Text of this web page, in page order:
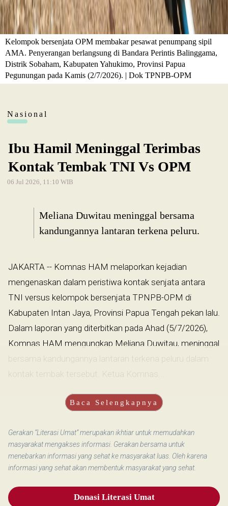
Kelompok bersenjata OPM membakar pesawat penumpang sipil
AMA. Penyerangan berlangsung di Bandara Perintis Balinggama,
Distrik Sobaham, Kabupaten Yahukimo, Provinsi Papua
Pegunungan pada Kamis (2/7/2026). | Dok TPNPB-OPM
Nasional
Ibu Hamil Meninggal Terimbas
Kontak Tembak TNI Vs OPM
06 Jul 2026, 11:10 WIB
Meliana Duwitau meninggal bersama
kandungannya lantaran terkena peluru.
JAKARTA -- Komnas HAM melaporkan kejadian
mengenaskan dalam peristiwa kontak senjata antara
TNI versus kelompok bersenjata TPNPB-OPM di
Kabupaten Intan Jaya, Provinsi Papua Tengah pekan lalu.
Dalam laporan yang diterbitkan pada Ahad (5/7/2026),
Komnas HAM mengungkap Meliana Duwitau, meninggal
bersama kandungannya lantaran terkena peluru dalam
kontak tembak tersebut. Ketua Komnas...
Baca Selengkapnya
Gerakan “Literasi Umat” merupakan ikhtiar untuk memudahkan
masyarakat mengakses informasi. Gerakan bersama untuk
menebarkan informasi yang sehat ke masyarakat luas. Oleh karena
informasi yang sehat akan membentuk masyarakat yang sehat.
Donasi Literasi Umat